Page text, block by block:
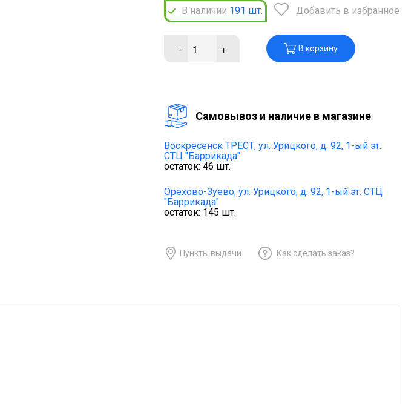
В наличии 191 шт. Добавить в избранное
- + В корзину
Cамовывоз и наличие в магазине
Воскресенск ТРЕСТ, ул. Урицкого, д. 92, 1-ый эт.
СТЦ "Баррикада"
остаток: 46 шт.
Орехово-Зуево, ул. Урицкого, д. 92, 1-ый эт. СТЦ
"Баррикада"
остаток: 145 шт.
Пункты выдачи Как сделать заказ?